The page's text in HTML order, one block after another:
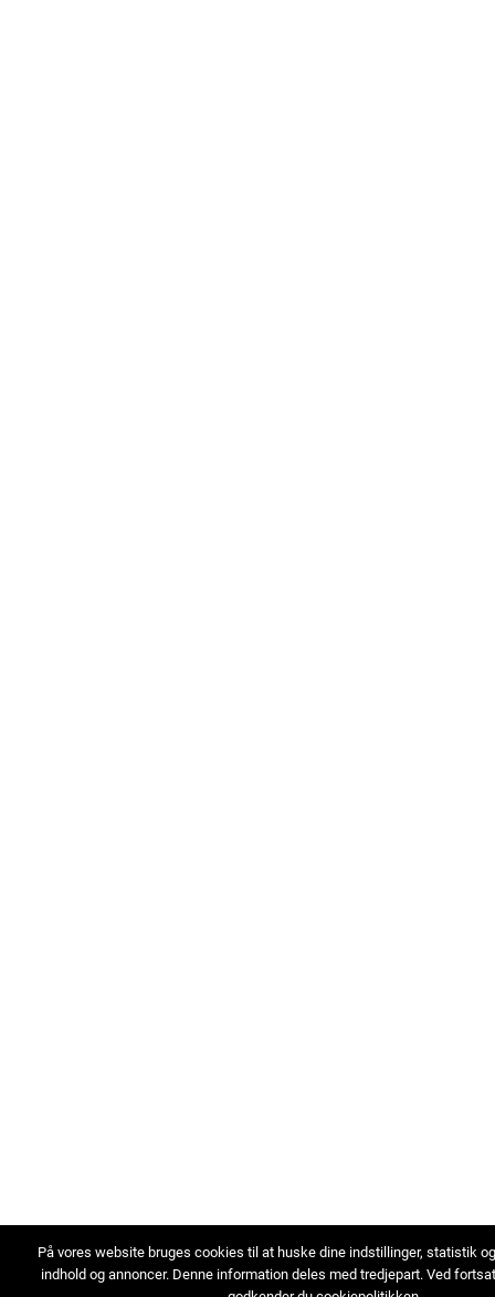
På vores website bruges cookies til at huske dine indstillinger, statistik
indhold og annoncer. Denne information deles med tredjepart. Ved